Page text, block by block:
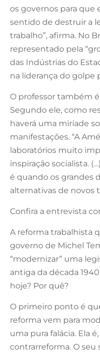
os governos para
sentido de destruir a
trabalho”, afirma. No
representado pela
das Indústrias do
na liderança do golpe
O professor também
Segundo ele, como
haverá uma miríade
manifestações. “A
laboratórios muito
inspiração socialista.
é quando os grandes
alternativas de novos
Confira a entrevista
A reforma trabalhista
governo de Michel
“modernizar” uma
antiga da década
hoje? Por quê?
O primeiro ponto é
reforma vem para
uma pura falácia. Ela
contrarreforma. O